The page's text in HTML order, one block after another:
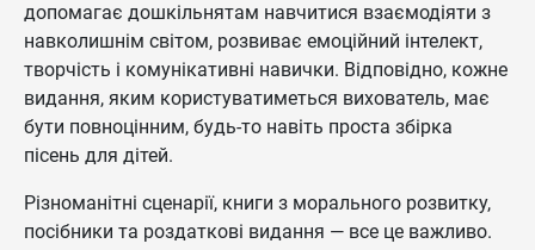
допомагає дошкільнятам навчитися взаємодіяти з
навколишнім світом, розвиває емоційний інтелект,
творчість і комунікативні навички. Відповідно, кожне
видання, яким користуватиметься вихователь, має
бути повноцінним, будь-то навіть проста збірка
пісень для дітей.
Різноманітні сценарії, книги з морального розвитку,
посібники та роздаткові видання — все це важливо.